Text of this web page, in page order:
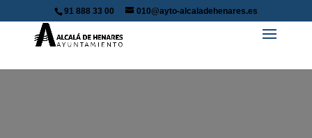
91 888 33 00 010@ayto-alcaladehenares.es